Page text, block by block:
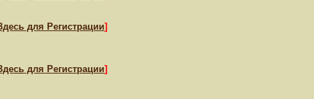
для Регистрации]
для Регистрации]